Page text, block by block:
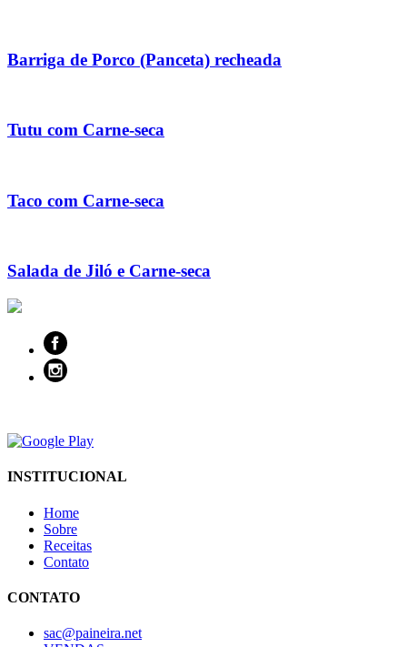
Barriga de Porco (Panceta) recheada
Tutu com Carne-seca
Taco com Carne-seca
Salada de Jiló e Carne-seca
INSTITUCIONAL
Home
Sobre
Receitas
Contato
CONTATO
sac@paineira.net